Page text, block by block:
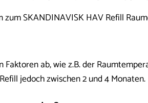
SKANDINAVISK HAV Refill
ab, wie z.B. der
jedoch zwischen 2 und 4 Monaten.